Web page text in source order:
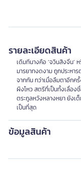
รายละเอียดสินค้า
เดิมทีนางคือ ‘จวินสิงจิ่น’
มารยาทงดงาม ถูกประหา
จากกัน ทว่าเมื่อลืมตาอีกค
ผิงโหว สตรีที่เป็นทั้งเลื่อง
ตระกูลหวังหลางหยา ยังเต็
เป็นที่สุด
ข้อมูลสินค้า